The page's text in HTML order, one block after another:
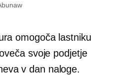
omogoča lastniku
svoje podjetje
v dan naloge.